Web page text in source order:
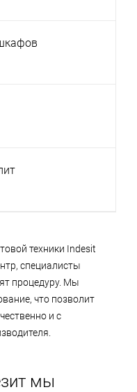
техники Indesit
специалисты
процедуру. Мы
что позволит
и с
мы